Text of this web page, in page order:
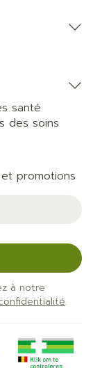
santé
des soins
promotions
à notre
.